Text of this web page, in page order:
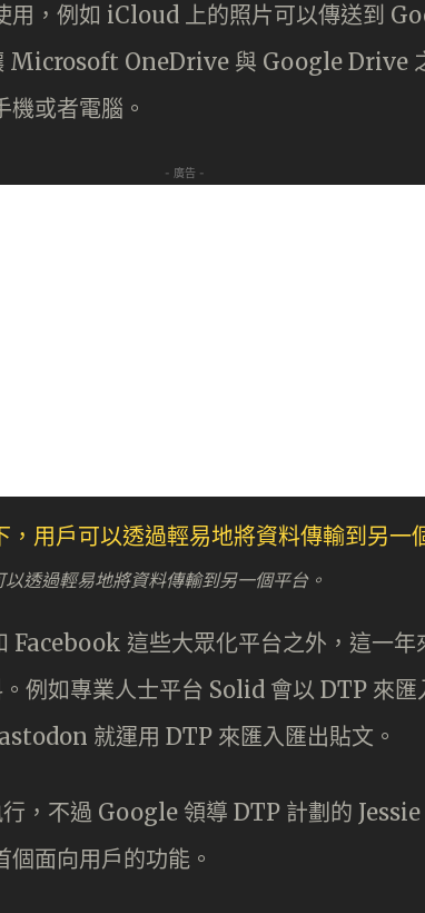
用，例如 iCloud 上的照片可以傳送到
OneDrive 與 Google Drive
或者電腦。
- 廣告 -
透過輕易地將資料傳輸到另一個平台。
這些大眾化平台之外，這一年
例如專業人士平台 Solid 會以 DTP 來匯
就運用 DTP 來匯入匯出貼文。
，不過 Google 領導 DTP 計劃的
面向用戶的功能。